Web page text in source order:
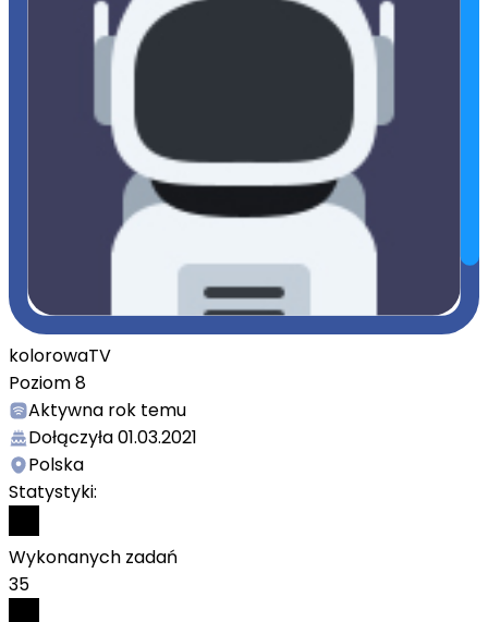
kolorowaTV
Poziom8
Aktywna rok temu
Dołączyła01.03.2021
Polska
Statystyki:
Wykonanych zadań
35